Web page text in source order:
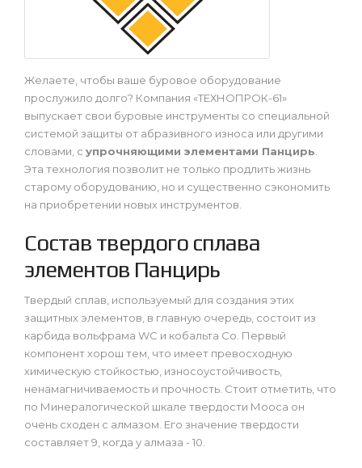
Желаете, чтобы ваше буровое оборудование
прослужило долго? Компания «ТЕХНОПРОК-61»
выпускает свои буровые инструменты со специальной
системой защиты от абразивного износа или другими
словами, с упрочняющими элементами Панцирь
Эта технология позволит не только продлить жизнь
старому оборудованию, но и существенно сэкономить
на приобретении новых инструментов.
Состав твердого сплава
элементов Панцирь
Твердый сплав, используемый для создания этих
защитных элементов, в главную очередь, состоит из
карбида вольфрама WC и кобальта Co. Первый
компонент хорош тем, что имеет превосходную
химическую стойкостью, износоустойчивость,
ненамагничиваемость и прочность. Стоит отметить, что
по Минералогической шкале твердости Мооса он
очень сходен с алмазом. Его значение твердости
составляет 9, когда у алмаза - 10.